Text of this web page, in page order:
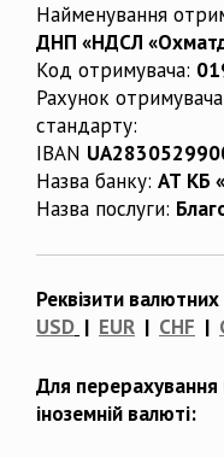
Найменування
ДНП «НДСЛ
Код отримувача:
Рахунок
стандарту:
IBAN
Назва банку: АТ КБ
Назва послуги:
Реквізити валютних
USD | EUR | CHF |
Для перерахування
іноземній валюті: